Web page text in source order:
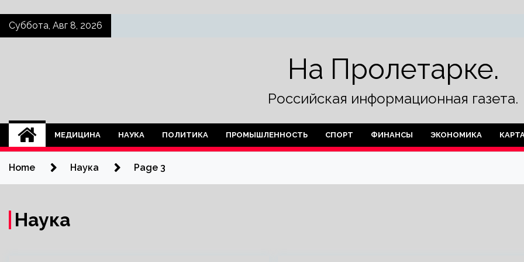
SkipСуббота, Авг 8, 2026
На Пролетарке.
Российская информационная газета.
МЕДИЦИНА НАУКА ПОЛИТИКА ПРОМЫШЛЕННОСТЬ СПОРТ ФИНАНСЫ ЭКОНОМИКА
Home Наука Page 3
Наука